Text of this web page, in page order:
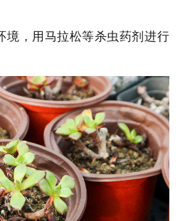
境，用马拉松等杀虫药剂进行